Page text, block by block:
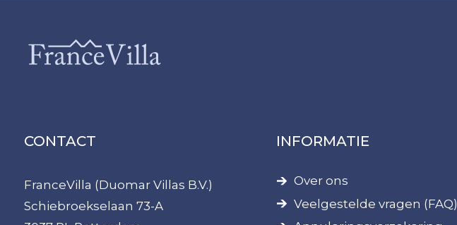
CONTACT
FranceVilla (Duomar Villas B.V.)
Schiebroekselaan 73-A
INFORMATIE
Over ons
Veelgestelde vragen (FAQ)